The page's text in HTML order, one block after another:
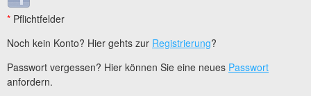
* Pflichtfelder
Noch kein Konto? Hier gehts zur Registrierung?
Passwort vergessen? Hier können Sie eine neues Passwort
anfordern.